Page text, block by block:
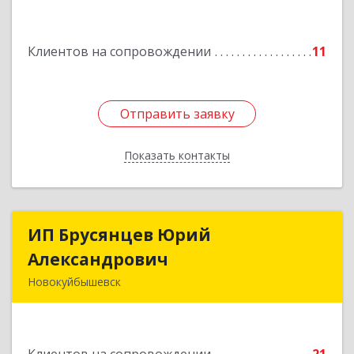
Клиентов на сопровождении 11
Отправить заявку
Показать контакты
Отправить заявку
Назад
ИП Брусянцев Юрий
Александрович
Новокуйбышевск
ИП Брусянцев Юрий